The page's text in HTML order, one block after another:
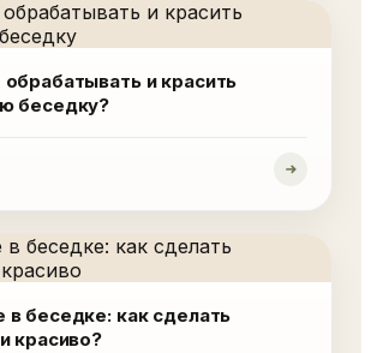
и красить
беседку?
беседке: как сделать
красиво?